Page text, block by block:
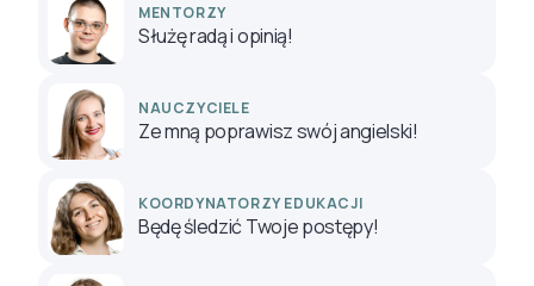
MENTORZY
Służę radą i opinią!
NAUCZYCIELE
Ze mną poprawisz swój angielski!
KOORDYNATORZY EDUKACJI
Będę śledzić Twoje postępy!